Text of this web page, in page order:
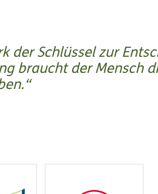
der Schlüssel zur
braucht der Mensch